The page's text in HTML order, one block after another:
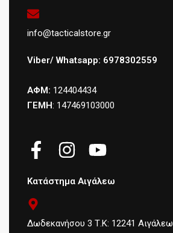
info@tacticalstore.gr
Viber/ Whatsapp: 6978302559
ΑΦΜ: 124404434
ΓΕΜΗ: 147469103000
Κατάστημα Αιγάλεω
Δωδεκανήσου 3 Τ.Κ: 12241 Αιγάλεω